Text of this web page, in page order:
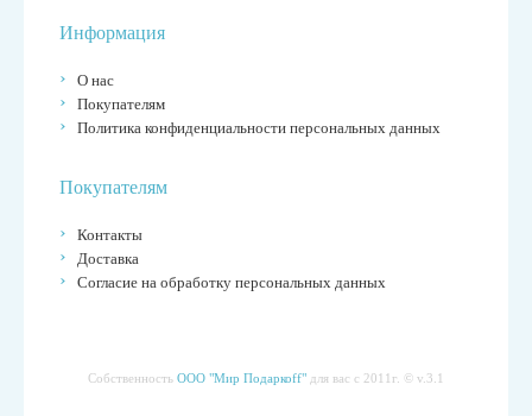
Информация
О нас
Покупателям
Политика конфиденциальности персональных данных
Покупателям
Контакты
Доставка
Согласие на обработку персональных данных
Собственность ООО "Мир Подаркоff" для вас с 2011г. © v.3.1